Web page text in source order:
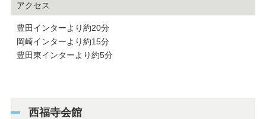
アクセス
豊田インターより約20分
岡崎インターより約15分
豊田東インターより約5分
西福寺会館